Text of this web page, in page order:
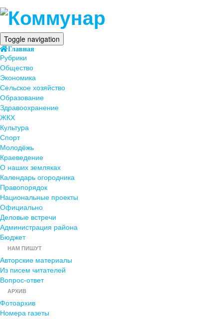
Toggle navigation
Главная
Рубрики
Общество
Экономика
Сельское хозяйство
Образование
Здравоохранение
ЖКХ
Культура
Спорт
Молодёжь
Краеведение
О наших земляках
Календарь огородника
Правопорядок
Национальные проекты
Официально
Деловые встречи
Администрация района
Бюджет
НАМ ПИШУТ
Авторские материалы
Из писем читателей
Вопрос-ответ
АРХИВ
Фотоархив
Номера газеты